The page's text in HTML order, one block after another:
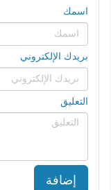
اسمك
بريدك الإلكتروني
التعليق
إضافة